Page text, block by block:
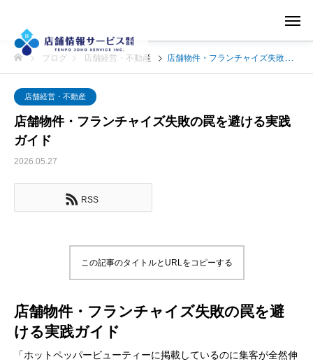
ブログ 店舗経営・不動産 店舗物件・フランチャイズ失敗の罠を避ける実践ガイド
店舗経営・不動産
店舗物件・フランチャイズ失敗の罠を避ける実践
ガイド
2026.05.27
RSS
この記事のタイトルとURLをコピーする
店舗物件・フランチャイズ失敗の罠を避
ける実践ガイド
「ホットペッパービューティーに掲載しているのに集客が全然伸